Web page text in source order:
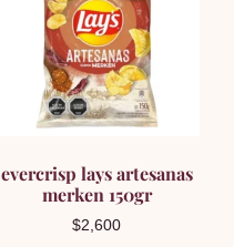
evercrisp lays artesanas
merken 150gr
$2,600